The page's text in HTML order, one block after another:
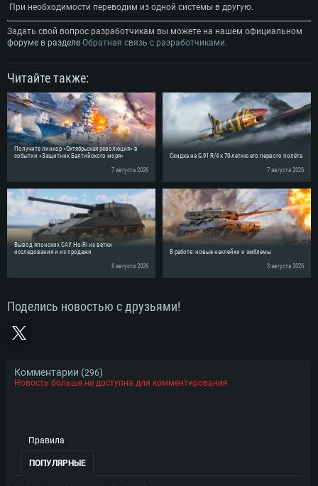
Место на жестком диске: 75.9 Гб
При необходимости переводим из одной системы в другую.
Задать свой вопрос разработчикам вы можете на нашем официальном
форуме в разделе Обратная связь с разработчиками.
Читайте также:
Получите линкор «Октябрьская революция» в
событии «Защитник Балтийского моря»
7 августа 2026
Скидка на G.91 R/4 к 70-летию его первого полёта
7 августа 2026
Вывод японских САУ Ho-Ri из ветки
исследования и из продажи
6 августа 2026
В работе: новые наклейки и эмблемы
3 августа 2026
Поделись новостью с друзьями!
Комментарии (296)
Новость больше не доступна для комментирования
Правила
ПОПУЛЯРНЫЕ